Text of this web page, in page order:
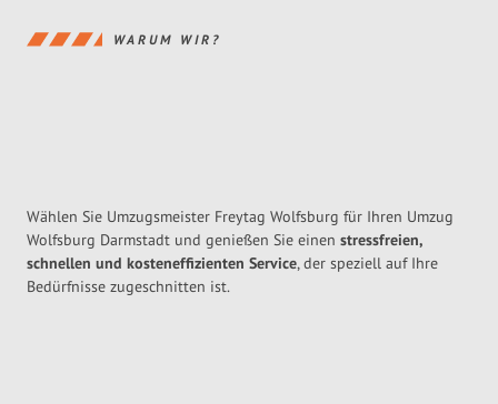
WARUM WIR?
Wählen Sie Umzugsmeister Freytag Wolfsburg für Ihren Umzug
Wolfsburg Darmstadt und genießen Sie einen stressfreien,
schnellen und kosteneffizienten Service, der speziell auf Ihre
Bedürfnisse zugeschnitten ist.